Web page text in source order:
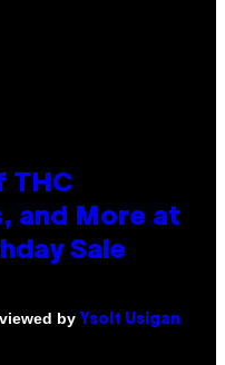
THC
and More at
Sale
by Ysolt Usigan